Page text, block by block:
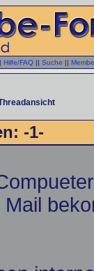
Hilfe/FAQ || Suche ||
-1-